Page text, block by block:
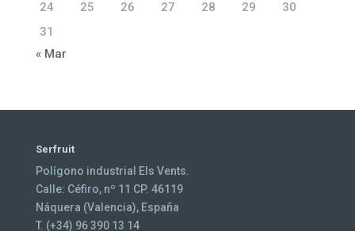
24
25 26 27 28 29
30
31
« Mar
Serfruit
Polígono industrial Els Vents.
Calle: Céfiro, nº 11 CP. 46119
Náquera (Valencia), España
T. (+34) 96 390 13 14